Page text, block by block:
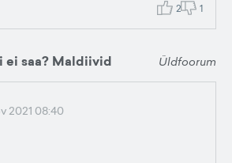
2 1
ei saa? Maldiivid Üldfoorum
2021 08:40